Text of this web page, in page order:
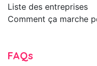
Liste des entreprises
Comment ça marche
FAQs